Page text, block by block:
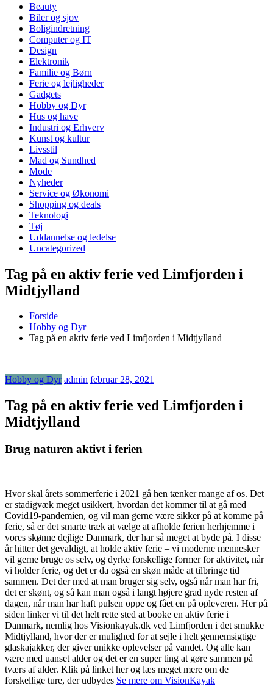
Beauty
Biler og sjov
Boligindretning
Computer og IT
Design
Elektronik
Familie og Børn
Ferie og lejligheder
Gadgets
Hobby og Dyr
Hus og have
Industri og Erhverv
Kunst og kultur
Livsstil
Mad og Sundhed
Mode
Nyheder
Service og Økonomi
Shopping og deals
Teknologi
Tøj
Uddannelse og ledelse
Uncategorized
Tag på en aktiv ferie ved Limfjorden i
Midtjylland
Forside
Hobby og Dyr
Tag på en aktiv ferie ved Limfjorden i Midtjylland
Hobby og Dyr admin februar 28, 2021
Tag på en aktiv ferie ved Limfjorden i
Midtjylland
Brug naturen aktivt i ferien
Hvor skal årets sommerferie i 2021 gå hen tænker mange af os. Det
er stadigvæk meget usikkert, hvordan det kommer til at gå med
Covid19-pandemien, og vil man gerne være sikker på at komme på
ferie, så er det smarte træk at vælge at afholde ferien herhjemme i
vores skønne dejlige Danmark, der har så meget at byde på. I disse
år hitter det gevaldigt, at holde aktiv ferie – vi moderne mennesker
vil gerne bruge os selv, og dyrke forskellige former for aktivitet, når
vi holder ferie, og det er da også en skøn måde at tilbringe tid
sammen. Det der med at man bruger sig selv, også når man har fri,
det er skønt, og så kan man også i langt højere grad nyde resten af
dagen, når man har haft pulsen oppe og fået en på opleveren. Her på
siden linker vi til det helt rette sted at booke en aktiv ferie i
Danmark, nemlig hos Visionkayak.dk ved Limfjorden i det smukke
Midtjylland, hvor der er mulighed for at sejle i helt gennemsigtige
glaskajakker, der giver unikke oplevelser på vandet. Og alle kan
være med uanset alder og det er en super ting at gøre sammen på
tværs af alder. Klik på linket her og læs meget mere om de
forskellige ture, der udbydes Se mere om VisionKayak